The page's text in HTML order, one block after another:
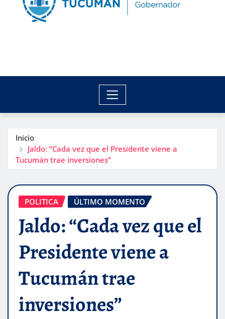
Inicio
Jaldo: “Cada vez que el Presidente viene a
Tucumán trae inversiones”
POLITICA ÚLTIMO MOMENTO
Jaldo: “Cada vez que el
Presidente viene a
Tucumán trae
inversiones”